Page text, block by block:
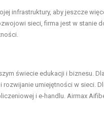
infrastruktury, aby jeszcze
sieci, firma jest w stanie
świecie edukacji i biznesu.
umiejętności w sieci.
i e-handlu. Airmax